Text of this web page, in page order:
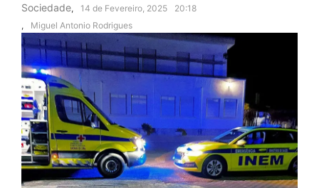
Sociedade, 14 de Fevereiro, 2025
20:18
,
Miguel Antonio Rodrigues